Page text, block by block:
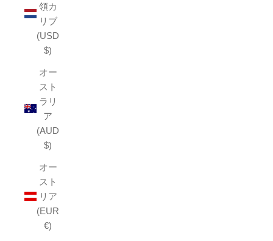
領カ
リブ
(USD
$)
オー
スト
ラリ
ア
(AUD
$)
オー
スト
リア
(EUR
€)